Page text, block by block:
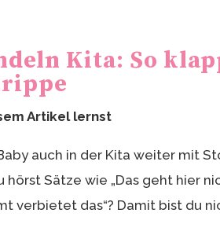
Kita: So
Artikel lernst
auch in der Kita weiter mit
hörst Sätze wie „Das geht hier
verbietet das“? Damit bist du